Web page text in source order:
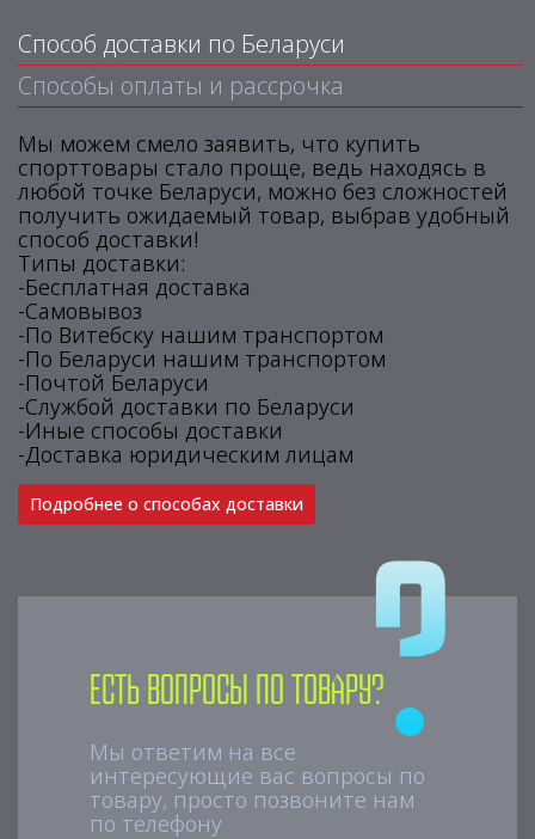
Способ доставки по Беларуси
Способы оплаты и рассрочка
Мы можем смело заявить, что купить
спорттовары стало проще, ведь находясь в
любой точке Беларуси, можно без сложностей
получить ожидаемый товар, выбрав удобный
способ доставки!
Типы доставки:
-Бесплатная доставка
-Самовывоз
-По Витебску нашим транспортом
-По Беларуси нашим транспортом
-Почтой Беларуси
-Службой доставки по Беларуси
-Иные способы доставки
-Доставка юридическим лицам
Подробнее о способах доставки
Есть вопросы по товару?
Мы ответим на все
интересующие вас вопросы по
товару, просто позвоните нам
по телефону